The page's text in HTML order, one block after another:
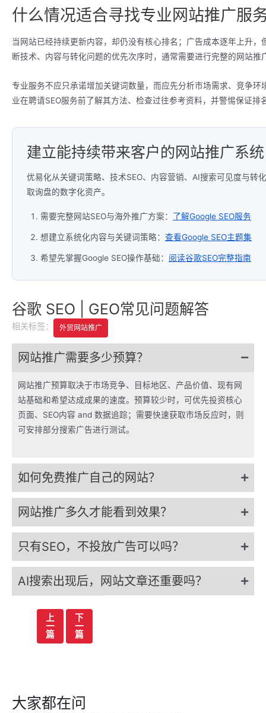
什么情况适合寻找专业网站推广服
当网站已经持续更新内容，却仍没有核心排名；广告成本逐年上升
断技术、内容与转化问题的优先次序时，通常需要进行完整的网站推
专业服务不应只承诺增加关键词数量，而应先分析市场需求、竞争
业在聘请SEO服务前了解其方法、检查过往参考资料，并警惕保证排
建立能持续带来客户的网站推广系统
优易化从关键词策略、技术SEO、内容营销、AI搜索可见度与
取询盘的数字化资产。
需要完整网站SEO与海外推广方案： 了解Google SEO服务
想建立系统化内容与关键词策略： 查看Google SEO主题集
希望先掌握Google SEO操作基础： 阅读谷歌SEO完整指南
谷歌 SEO | GEO常见问题解答
相关标签： 外贸网站推广
网站推广需要多少预算？
网站推广预算取决于市场竞争、目标地区、产品价值、现有网
站基础和希望达成成果的速度。预算较少时，可优先投资核心
页面、SEO内容 and 数据追踪；需要快速获取市场反应时，则
可安排部分搜索广告进行测试。
如何免费推广自己的网站？
网站推广多久才能看到效果？
只有SEO，不投放广告可以吗？
AI搜索出现后，网站文章还重要吗？
上
一
篇
下
一
篇
大家都在问